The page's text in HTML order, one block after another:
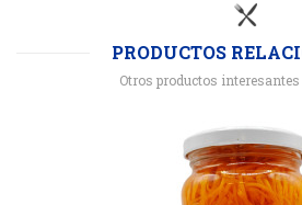
PRODUCTOS
Otros productos interesantes